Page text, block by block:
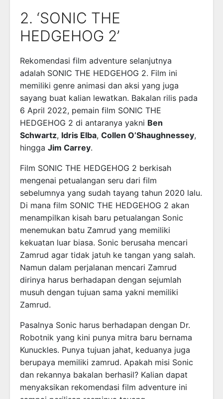
2. ‘SONIC THE
HEDGEHOG 2’
Rekomendasi film adventure selanjutnya
adalah SONIC THE HEDGEHOG 2. Film ini
memiliki genre animasi dan aksi yang juga
sayang buat kalian lewatkan. Bakalan rilis pada
6 April 2022, pemain film SONIC THE
HEDGEHOG 2 di antaranya yakni Ben
Schwartz, Idris Elba, Collen O’Shaughnessey,
hingga Jim Carrey.
Film SONIC THE HEDGEHOG 2 berkisah
mengenai petualangan seru dari film
sebelumnya yang sudah tayang tahun 2020 lalu.
Di mana film SONIC THE HEDGEHOG 2 akan
menampilkan kisah baru petualangan Sonic
menemukan batu Zamrud yang memiliki
kekuatan luar biasa. Sonic berusaha mencari
Zamrud agar tidak jatuh ke tangan yang salah.
Namun dalam perjalanan mencari Zamrud
dirinya harus berhadapan dengan sejumlah
musuh dengan tujuan sama yakni memiliki
Zamrud.
Pasalnya Sonic harus berhadapan dengan Dr.
Robotnik yang kini punya mitra baru bernama
Kunuckles. Punya tujuan jahat, keduanya juga
berupaya memiliki zamrud. Apakah misi Sonic
dan rekannya bakalan berhasil? Kalian dapat
menyaksikan rekomendasi film adventure ini